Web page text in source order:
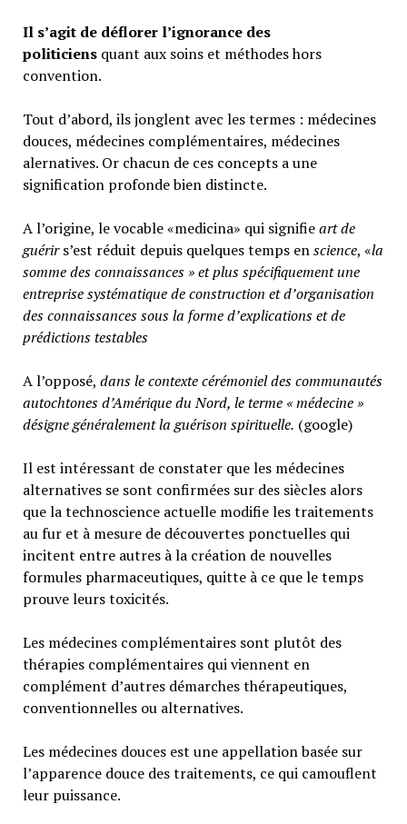
Il s’agit de déflorer l’ignorance des
politiciensquant aux soins et méthodes hors
convention.
Tout d’abord, ils jonglent avec les termes : médecines
douces, médecines complémentaires, médecines
alernatives. Or chacun de ces concepts a une
signification profonde bien distincte.
A l’origine, le vocable «medicina» qui signifieart de
guérirs’est réduit depuis quelques temps enscience, «la
somme des connaissances » et plus spécifiquement une
entreprise systématique de construction et d’organisation
des connaissances sous la forme d’explications et de
prédictions testables
A l’opposé, dans le contexte cérémoniel des communautés
autochtones d’Amérique du Nord, le terme « médecine »
désigne généralementla guérison spirituelle. (google)
Il est intéressant de constater que les médecines
alternatives se sont confirmées sur des siècles alors
que la technoscience actuelle modifie les traitements
au fur et à mesure de découvertes ponctuelles qui
incitent entre autres à la création de nouvelles
formules pharmaceutiques, quitte à ce que le temps
prouve leurs toxicités.
Les médecines complémentaires sont plutôt des
thérapies complémentaires qui viennent en
complément d’autres démarches thérapeutiques,
conventionnelles ou alternatives.
Les médecines douces est une appellation basée sur
l’apparence douce des traitements, ce qui camouflent
leur puissance.